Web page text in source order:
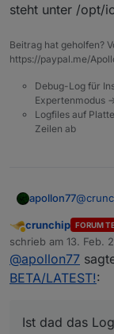
2022-
2022-
2022-
2022-
steht unter /opt/
Beitrag hat geholfen?
https://paypal.me/
Debug-Log für
Expertenmodus
Logfiles auf
Zeilen ab
apollon77@
mehr
Abwesend
crunchip FORUM
schrieb am 13. Feb.
zuletzt editiert von
@apollon77
BETA/LATEST!:
Ist dad das